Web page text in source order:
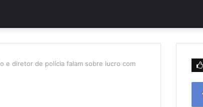
e diretor de polícia falam sobre lucro com